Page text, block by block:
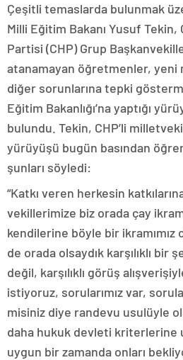
Çeşitli temaslarda bulunmak
Milli Eğitim Bakanı Yusuf
Partisi (CHP) Grup
atanamayan öğretmenler,
diğer sorunlarına tepki
Eğitim Bakanlığı’na yaptığı
bulundu. Tekin, CHP’li
yürüyüşü bugün basından
şunları söyledi:
“Katkı veren herkesin katkılarına
vekillerimize biz orada çay
kendilerine böyle bir
de orada olsaydık karşılıklı
değil, karşılıklı görüş
istiyoruz, sorularımız var,
misiniz diye randevu usulüyle
daha hukuk devleti kriterlerine
uygun bir zamanda onları